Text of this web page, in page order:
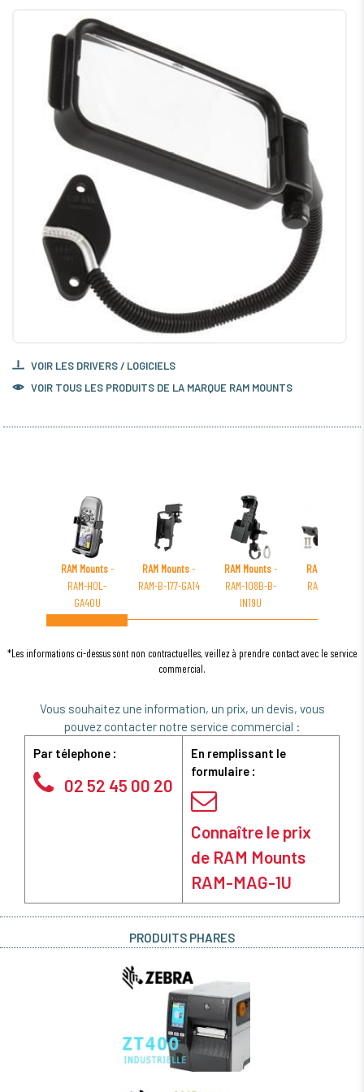
VOIR LES DRIVERS / LOGICIELS
VOIR TOUS LES PRODUITS DE LA MARQUE RAM MOUNTS
RAM Mounts-
RAM-HOL-
GA40U
RAM Mounts-
RAM-B-177-GA14
RAM Mounts-
RAM-108B-B-
IN19U
RAM Mounts
RAM-B-145S1
*Les informations ci-dessus sont non contractuelles, veillez à prendre contact avec le service
commercial.
Vous souhaitez une information, un prix, un devis, vous
pouvez contacter notre service commercial :
Par télephone :
02 52 45 00 20
En remplissant le
formulaire :
Connaître le prix
de RAM Mounts
RAM-MAG-1U
PRODUITS PHARES